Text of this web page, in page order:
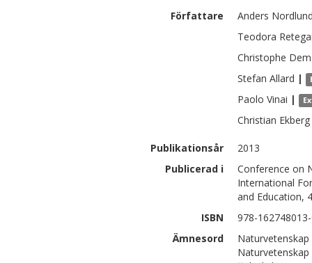
Författare Anders
Teodora
Christophe
Stefan Allard |
Paolo Vinai |
Christian Ekberg
Publikationsår
2013
Publicerad i
Conference on
International
and Education,
ISBN
978-
Ämnesord